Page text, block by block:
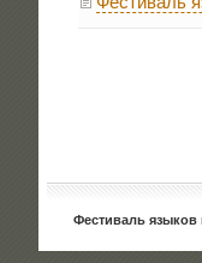
Фестиваль языков